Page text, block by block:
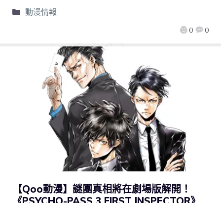
0 0
動漫情報
【Qoo動漫】謎團真相將在劇場版解開！